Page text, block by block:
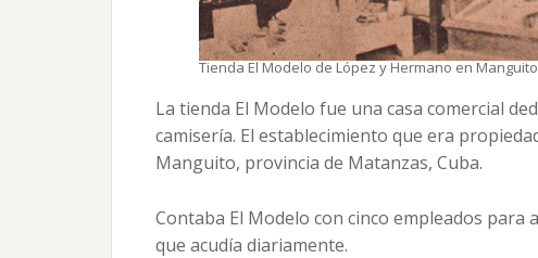
Tienda El Modelo de López y Hermano en Manguito
La tienda El Modelo fue una casa comercial
camisería. El establecimiento que era
Manguito, provincia de Matanzas, Cuba.
Contaba El Modelo con cinco empleados
que acudía diariamente.